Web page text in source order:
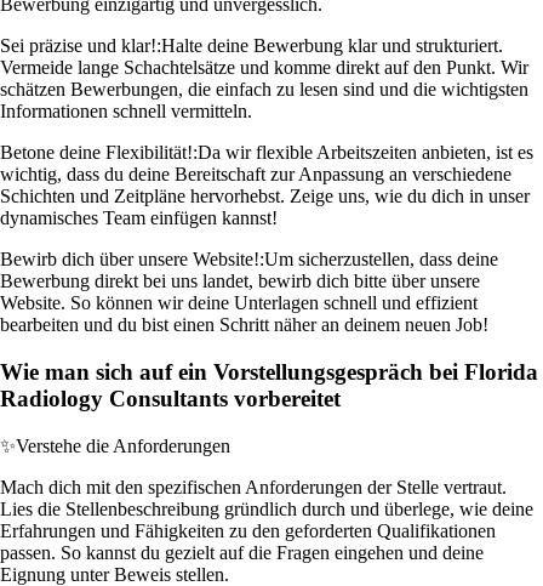
Bewerbung einzigartig und unvergesslich.
Sei präzise und klar!:Halte deine Bewerbung klar und strukturiert.
Vermeide lange Schachtelsätze und komme direkt auf den Punkt. Wir
schätzen Bewerbungen, die einfach zu lesen sind und die wichtigsten
Informationen schnell vermitteln.
Betone deine Flexibilität!:Da wir flexible Arbeitszeiten anbieten, ist es
wichtig, dass du deine Bereitschaft zur Anpassung an verschiedene
Schichten und Zeitpläne hervorhebst. Zeige uns, wie du dich in unser
dynamisches Team einfügen kannst!
Bewirb dich über unsere Website!:Um sicherzustellen, dass deine
Bewerbung direkt bei uns landet, bewirb dich bitte über unsere
Website. So können wir deine Unterlagen schnell und effizient
bearbeiten und du bist einen Schritt näher an deinem neuen Job!
Wie man sich auf ein Vorstellungsgespräch bei Florida
Radiology Consultants vorbereitet
✨Verstehe die Anforderungen
Mach dich mit den spezifischen Anforderungen der Stelle vertraut.
Lies die Stellenbeschreibung gründlich durch und überlege, wie deine
Erfahrungen und Fähigkeiten zu den geforderten Qualifikationen
passen. So kannst du gezielt auf die Fragen eingehen und deine
Eignung unter Beweis stellen.